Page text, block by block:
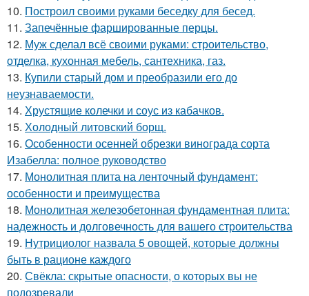
10. Построил своими руками беседку для бесед.
11. Запечённые фаршированные перцы.
12. Муж сделал всё своими руками: строительство,
отделка, кухонная мебель, сантехника, газ.
13. Купили старый дом и преобразили его до
неузнаваемости.
14. Хрустящие колечки и соус из кабачков.
15. Холодный литовский борщ.
16. Особенности осенней обрезки винограда сорта
Изабелла: полное руководство
17. Монолитная плита на ленточный фундамент:
особенности и преимущества
18. Монолитная железобетонная фундаментная плита:
надежность и долговечность для вашего строительства
19. Нутрициолог назвала 5 овощей, которые должны
быть в рационе каждого
20. Свёкла: скрытые опасности, о которых вы не
подозревали